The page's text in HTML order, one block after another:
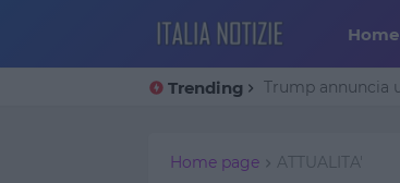
Home
Trending Trump annuncia
Home page ATTUALITA'